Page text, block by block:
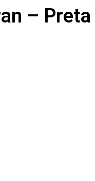
– Preta